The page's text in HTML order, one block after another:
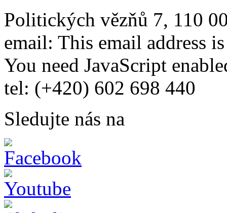
Politických vězňů 7, 110
email: This email address
You need JavaScript
tel: (+420) 602 698 440
Sledujte nás na